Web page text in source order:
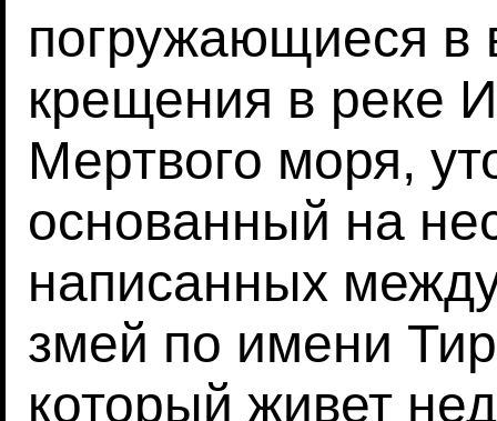
погружающиеся в
крещения в реке
Мертвого моря,
основанный на
написанных
змей по имени
который живет